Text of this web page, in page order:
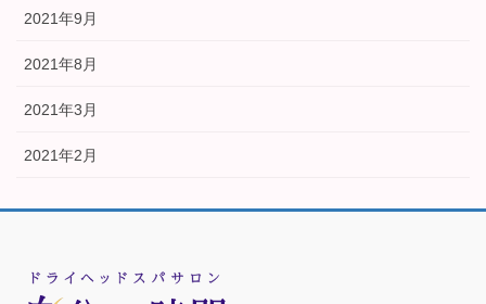
2021年9月
2021年8月
2021年3月
2021年2月